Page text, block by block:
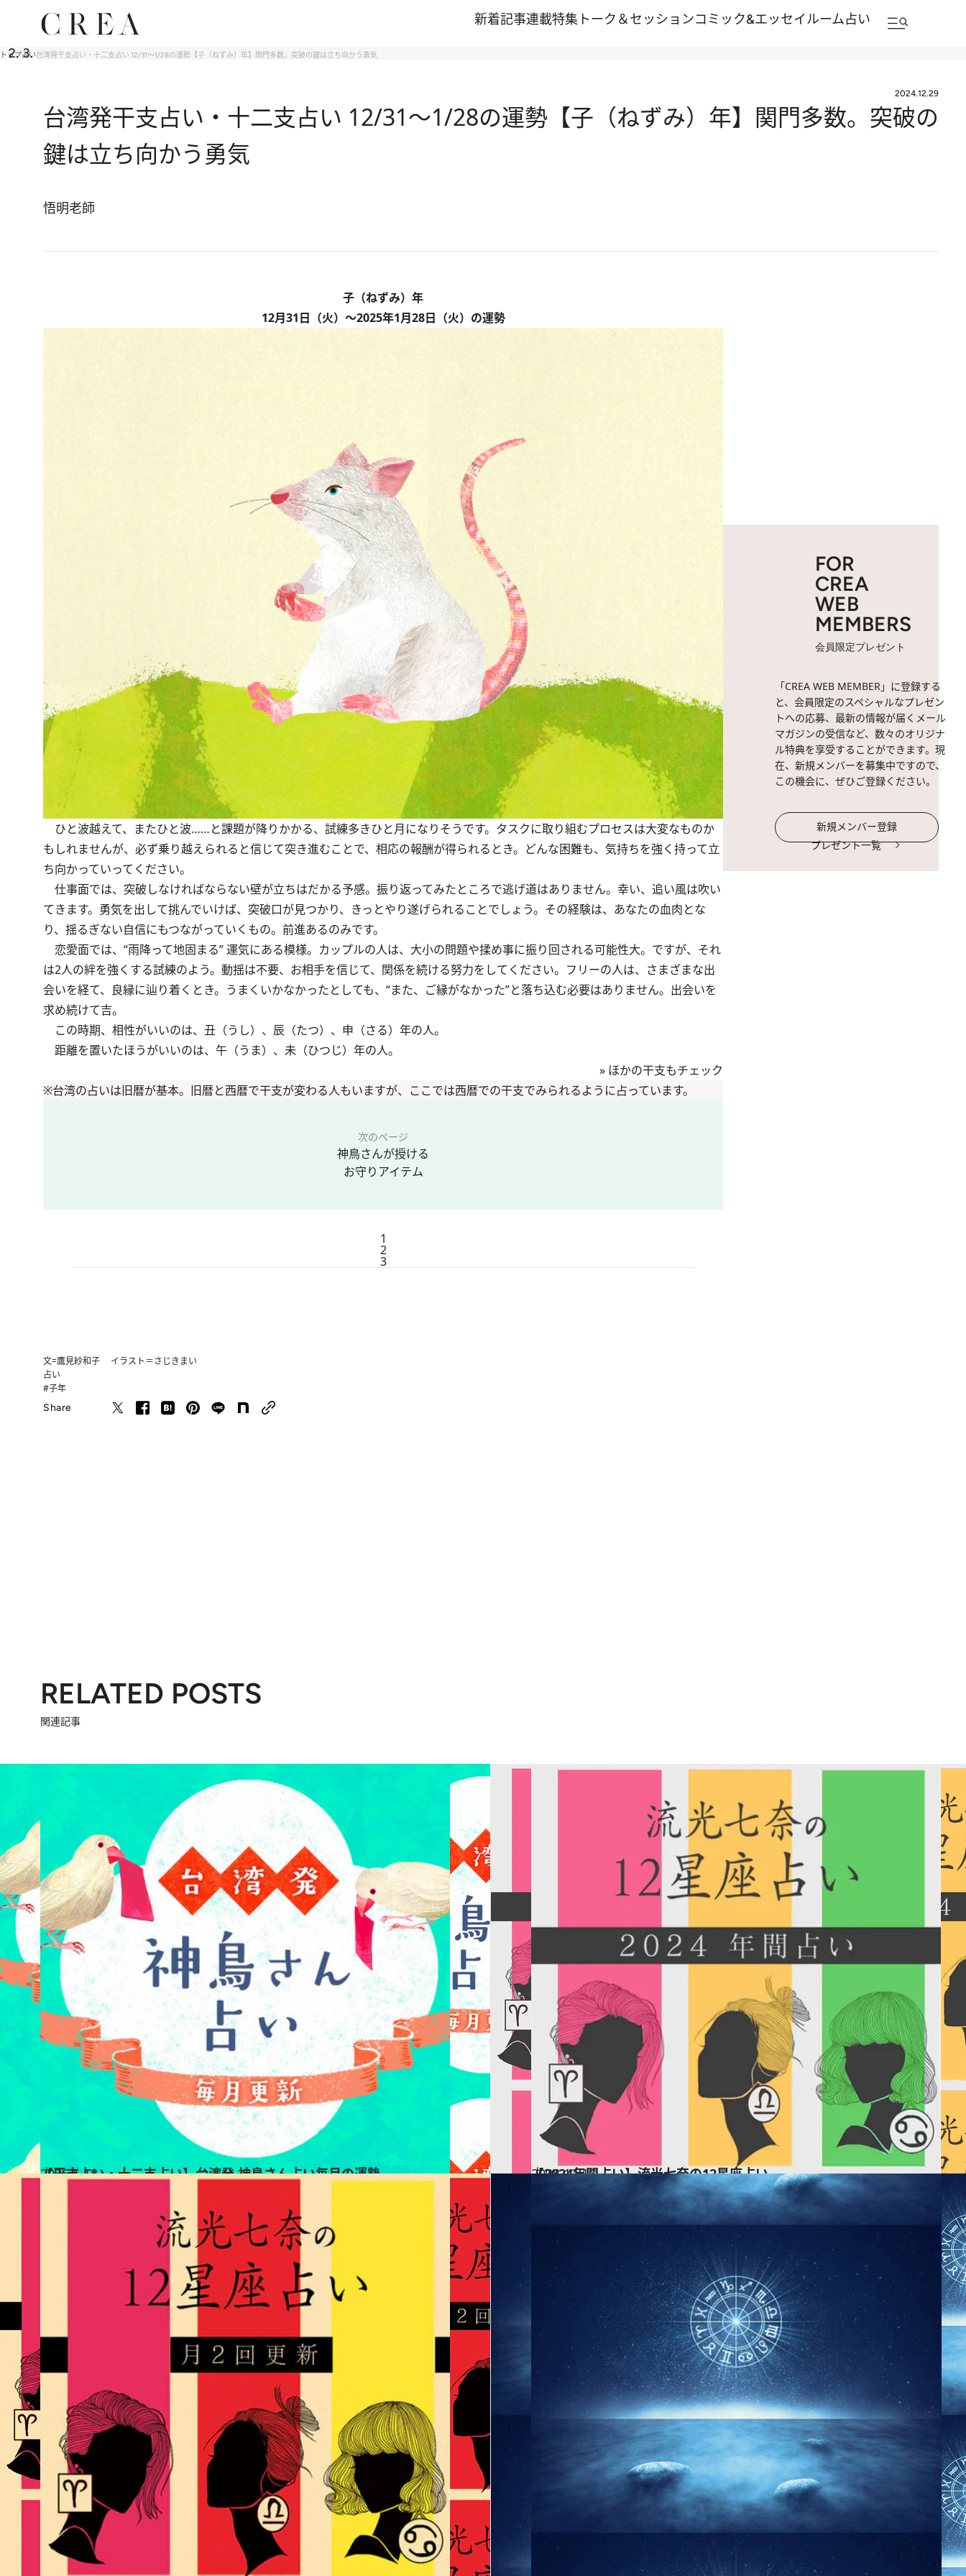
新着記事連載特集 トーク＆セッションコミック&エッセイルーム占い
トップ占い台湾発干支占い・十二支占い 12/31～1/28の運勢【子（ねずみ）年】関門多数。突破の鍵は立ち向かう勇気
2024.12.29
台湾発干支占い・十二支占い 12/31～1/28の運勢【子（ねずみ）年】関門多数。突破の
鍵は立ち向かう勇気
悟明老師
子（ねずみ）年
12月31日（火）～2025年1月28日（火）の運勢
ひと波越えて、またひと波……と課題が降りかかる、試練多きひと月になりそうです。タスクに取り組むプロセスは大変なものか
もしれませんが、必ず乗り越えられると信じて突き進むことで、相応の報酬が得られるとき。どんな困難も、気持ちを強く持って立
ち向かっていってください。
仕事面では、突破しなければならない壁が立ちはだかる予感。振り返ってみたところで逃げ道はありません。幸い、追い風は吹い
てきます。勇気を出して挑んでいけば、突破口が見つかり、きっとやり遂げられることでしょう。その経験は、あなたの血肉とな
り、揺るぎない自信にもつながっていくもの。前進あるのみです。
恋愛面では、“雨降って地固まる” 運気にある模様。カップルの人は、大小の問題や揉め事に振り回される可能性大。ですが、それ
は2人の絆を強くする試練のよう。動揺は不要、お相手を信じて、関係を続ける努力をしてください。フリーの人は、さまざまな出
会いを経て、良縁に辿り着くとき。うまくいかなかったとしても、“また、ご縁がなかった”と落ち込む必要はありません。出会いを
求め続けて吉。
この時期、相性がいいのは、丑（うし）、辰（たつ）、申（さる）年の人。
距離を置いたほうがいいのは、午（うま）、未（ひつじ）年の人。
» ほかの干支もチェック
※台湾の占いは旧暦が基本。旧暦と西暦で干支が変わる人もいますが、ここでは西暦での干支でみられるように占っています。
次のページ
神鳥さんが授ける
お守りアイテム
1
2
3
文=鷹見紗和子 イラスト＝さじきまい
占い
#子年
Share
FOR
CREA
WEB
MEMBERS
会員限定プレゼント
「CREA WEB MEMBER」に登録する
と、会員限定のスペシャルなプレゼン
トへの応募、最新の情報が届くメール
マガジンの受信など、数々のオリジナ
ル特典を享受することができます。現
在、新規メンバーを募集中ですので、
この機会に、ぜひご登録ください。
新規メンバー登録
プレゼント一覧
RELATED POSTS
関連記事
2026.1.18
【干支占い・十二支占い】台湾発 神鳥さん占い毎月の運勢
占い 2023.12.16
【2024年間占い】流光七奈の12星座占い
占い